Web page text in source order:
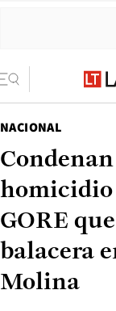
NACIONAL
homicidio
GORE
balacera
Molina